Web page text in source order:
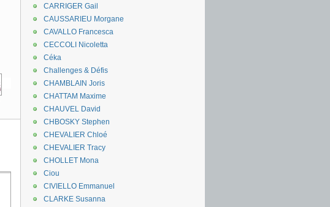
CARRIGER Gail
CAUSSARIEU Morgane
CAVALLO Francesca
CECCOLI Nicoletta
Céka
Challenges & Défis
CHAMBLAIN Joris
CHATTAM Maxime
CHAUVEL David
CHBOSKY Stephen
CHEVALIER Chloé
CHEVALIER Tracy
CHOLLET Mona
Ciou
CIVIELLO Emmanuel
CLARKE Susanna